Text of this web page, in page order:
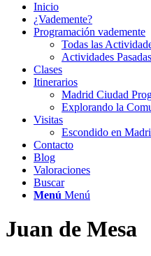
Inicio
¿Vademente?
Programación vademente
Todas las
Actividades Pasadas
Clases
Itinerarios
Madrid Ciudad
Explorando la
Visitas
Escondido en
Contacto
Blog
Valoraciones
Buscar
Menú Menú
Juan de Mesa